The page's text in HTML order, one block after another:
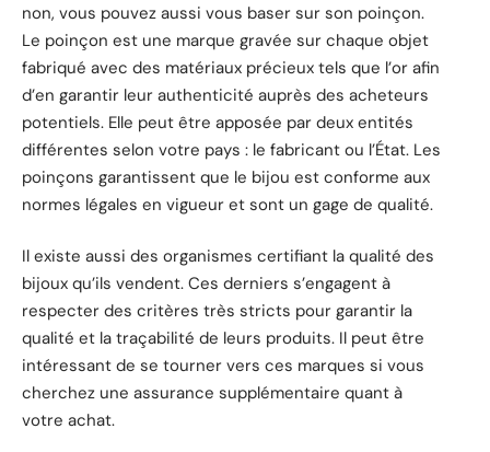
non, vous pouvez aussi vous baser sur son poinçon.
Le poinçon est une marque gravée sur chaque objet
fabriqué avec des matériaux précieux tels que l’or afin
d’en garantir leur authenticité auprès des acheteurs
potentiels. Elle peut être apposée par deux entités
différentes selon votre pays : le fabricant ou l’État. Les
poinçons garantissent que le bijou est conforme aux
normes légales en vigueur et sont un gage de qualité.
Il existe aussi des organismes certifiant la qualité des
bijoux qu’ils vendent. Ces derniers s’engagent à
respecter des critères très stricts pour garantir la
qualité et la traçabilité de leurs produits. Il peut être
intéressant de se tourner vers ces marques si vous
cherchez une assurance supplémentaire quant à
votre achat.